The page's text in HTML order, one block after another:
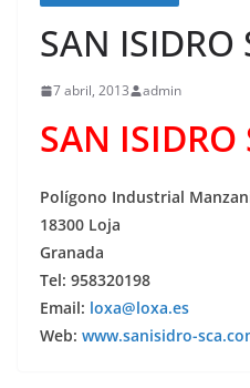
SAN ISIDRO
7 abril, 2013 admin
SAN ISIDRO
Polígono Industrial
18300 Loja
Granada
Tel: 958320198
Email: loxa@loxa.es
Web: www.sanisidro-